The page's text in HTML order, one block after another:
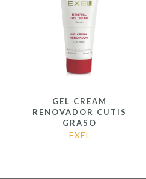
GEL CREAM
RENOVADOR CUTIS
GRASO
EXEL